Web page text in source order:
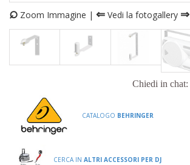
⌕ Zoom Immagine | ⇐ Vedi la fotogallery ⇒
Chiedi in chat:
CATALOGO BEHRINGER
CERCA IN ALTRI ACCESSORI PER DJ